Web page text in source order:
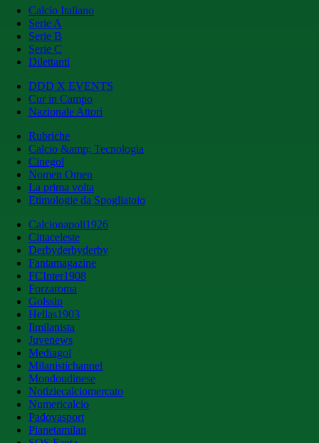
Calcio Italiano
Serie A
Serie B
Serie C
Dilettanti
DDD X EVENTS
Cur in Campo
Nazionale Attori
Rubriche
Calcio &amp; Tecnologia
Cinegol
Nomen Omen
La prima volta
Etimologie da Spogliatoio
Calcionapoli1926
Cittaceleste
Derbyderbyderby
Fantamagazine
FCInter1908
Forzaroma
Golssip
Hellas1903
Ilmilanista
Juvenews
Mediagol
Milanistichannel
Mondoudinese
Notiziecalciomercato
Numericalcio
Padovasport
Pianetamilan